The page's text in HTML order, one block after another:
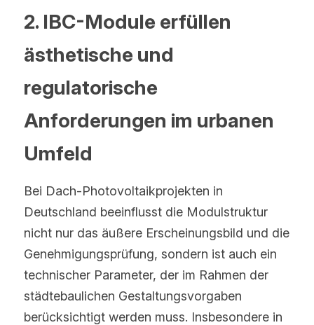
2. IBC-Module erfüllen
ästhetische und
regulatorische
Anforderungen im urbanen
Umfeld
Bei Dach-Photovoltaikprojekten in
Deutschland beeinflusst die Modulstruktur
nicht nur das äußere Erscheinungsbild und die
Genehmigungsprüfung, sondern ist auch ein
technischer Parameter, der im Rahmen der
städtebaulichen Gestaltungsvorgaben
berücksichtigt werden muss. Insbesondere in